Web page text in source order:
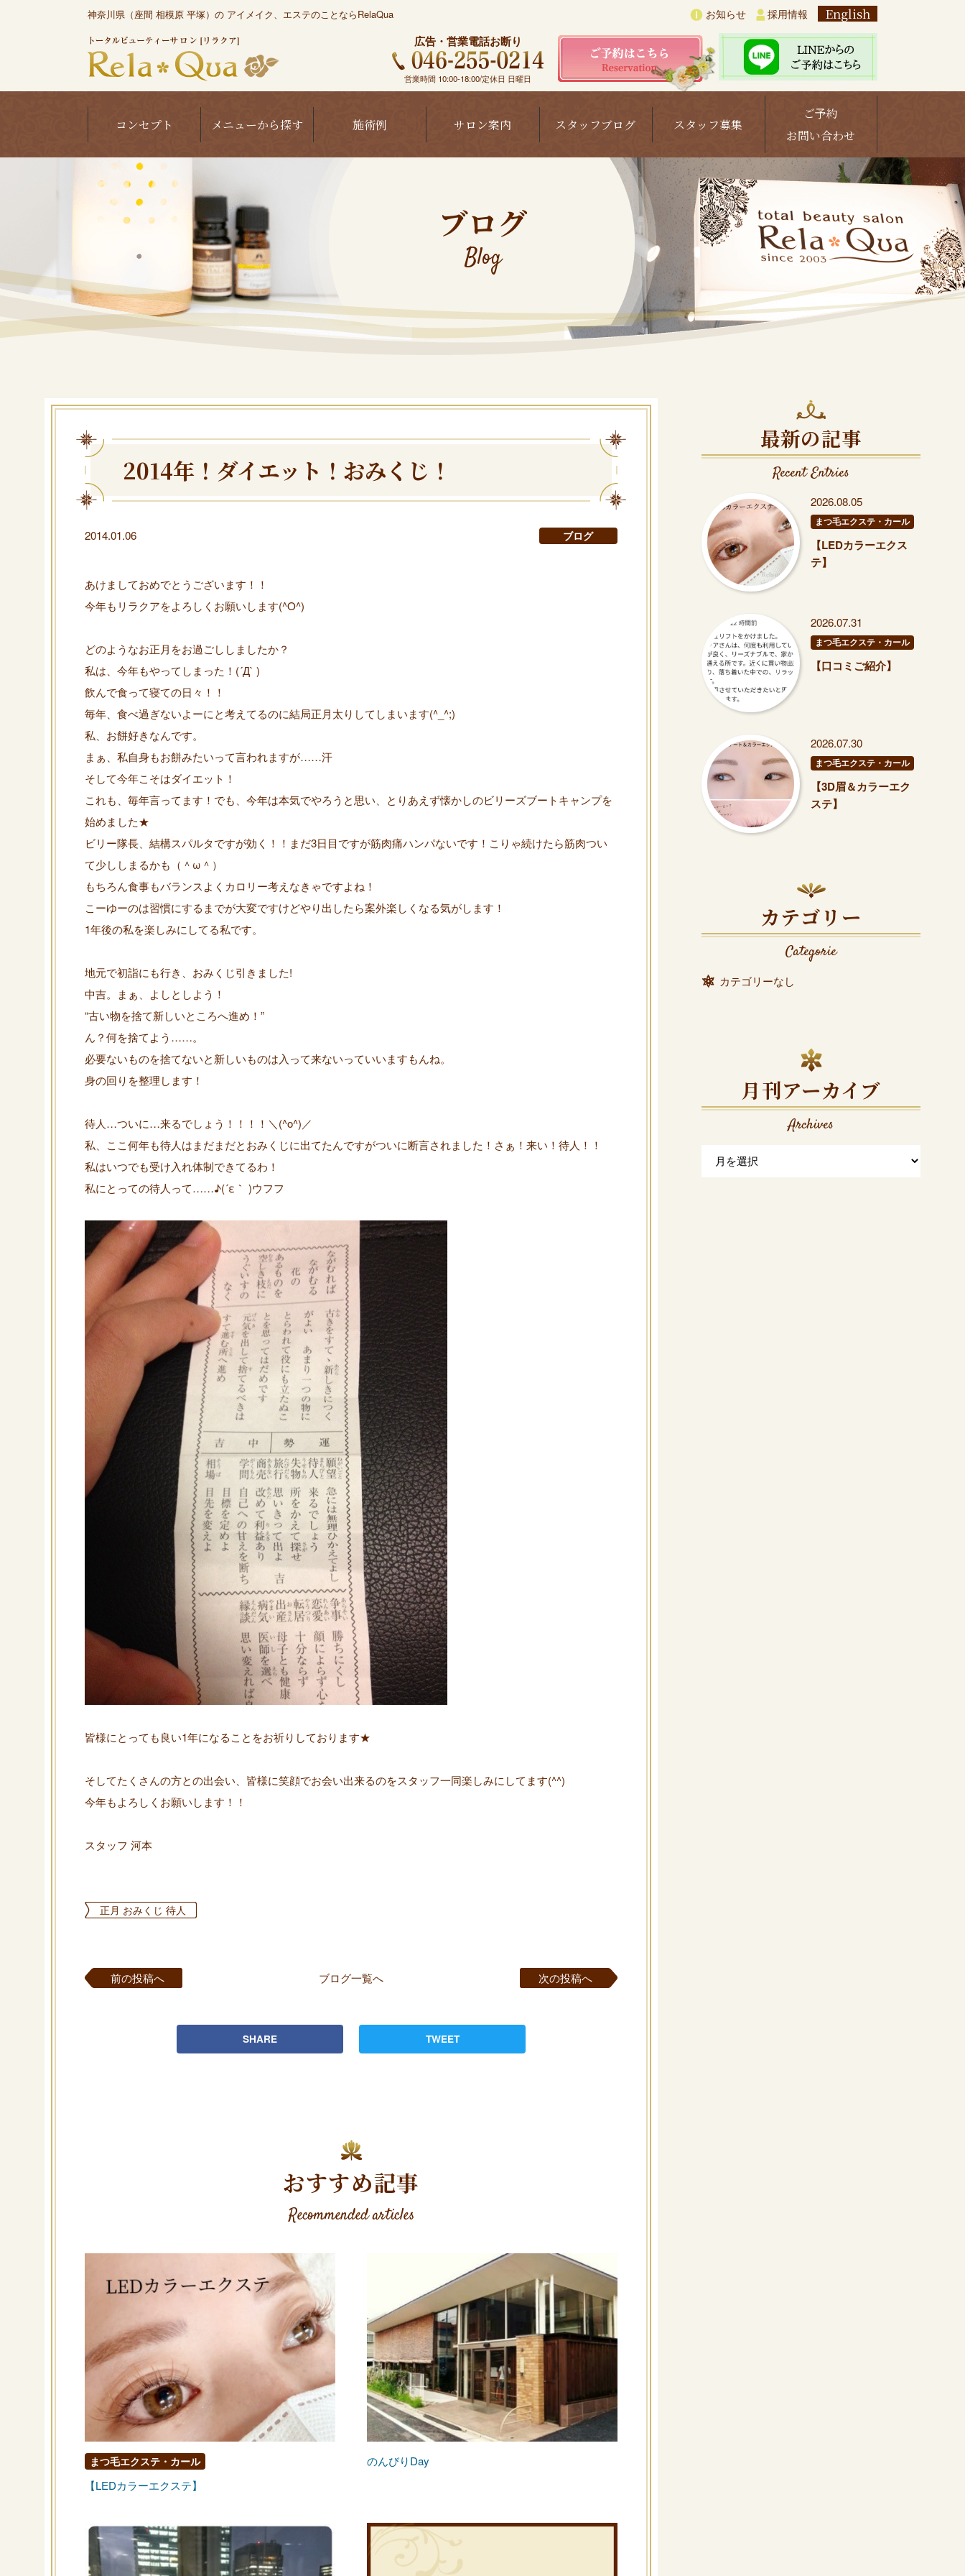
神奈川県（座間 相模原 平塚）の アイメイク、エステのことならRelaQua お知らせ 採用情報 English
広告・営業電話お断り
営業時間 10:00-18:00/定休日 日曜日
コンセプト メニューから探す 施術例 サロン案内 スタッフブログ スタッフ募集
ご予約
お問い合わせ
ブログ
Blog
2014年！ダイエット！おみくじ！
2014.01.06 ブログ
あけましておめでとうございます！！
今年もリラクアをよろしくお願いします(^O^)
どのようなお正月をお過ごししましたか？
私は、今年もやってしまった！(´Д` )
飲んで食って寝ての日々！！
毎年、食べ過ぎないよーにと考えてるのに結局正月太りしてしまいます(^_^;)
私、お餅好きなんです。
まぁ、私自身もお餅みたいって言われますが……汗
そして今年こそはダイエット！
これも、毎年言ってます！でも、今年は本気でやろうと思い、とりあえず懐かしのビリーズブートキャンプを
始めました★
ビリー隊長、結構スパルタですが効く！！まだ3日目ですが筋肉痛ハンパないです！こりゃ続けたら筋肉つい
て少ししまるかも（＾ω＾）
もちろん食事もバランスよくカロリー考えなきゃですよね！
こーゆーのは習慣にするまでが大変ですけどやり出したら案外楽しくなる気がします！
1年後の私を楽しみにしてる私です。
地元で初詣にも行き、おみくじ引きました!
中吉。まぁ、よしとしよう！
“古い物を捨て新しいところへ進め！”
ん？何を捨てよう……。
必要ないものを捨てないと新しいものは入って来ないっていいますもんね。
身の回りを整理します！
待人…ついに…来るでしょう！！！！＼(^o^)／
私、ここ何年も待人はまだまだとおみくじに出てたんですがついに断言されました！さぁ！来い！待人！！
私はいつでも受け入れ体制できてるわ！
私にとっての待人って……♪(´ε｀ )ウフフ
皆様にとっても良い1年になることをお祈りしております★
そしてたくさんの方との出会い、皆様に笑顔でお会い出来るのをスタッフ一同楽しみにしてます(^^)
今年もよろしくお願いします！！
スタッフ 河本
正月 おみくじ 待人
前の投稿へ ブログ一覧へ 次の投稿へ
SHARE TWEET
おすすめ記事
Recommended articles
まつ毛エクステ・カール
【LEDカラーエクステ】
のんびりDay
最新の記事
Recent Entries
2026.08.05
まつ毛エクステ・カール
【LEDカラーエクス
テ】
2026.07.31
まつ毛エクステ・カール
【口コミご紹介】
2026.07.30
まつ毛エクステ・カール
【3D眉＆カラーエク
ステ】
カテゴリー
Categorie
カテゴリーなし
月刊アーカイブ
Archives